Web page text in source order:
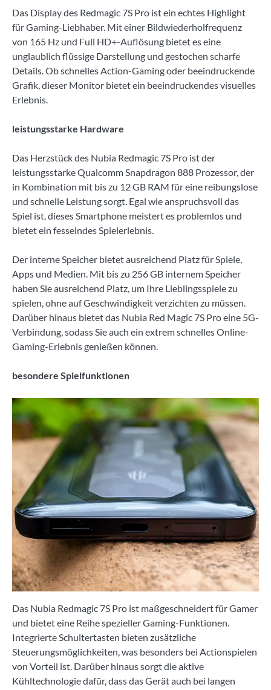
Das Display des Redmagic 7S Pro ist ein echtes Highlight
für Gaming-Liebhaber. Mit einer Bildwiederholfrequenz
von 165 Hz und Full HD+-Auflösung bietet es eine
unglaublich flüssige Darstellung und gestochen scharfe
Details. Ob schnelles Action-Gaming oder beeindruckende
Grafik, dieser Monitor bietet ein beeindruckendes visuelles
Erlebnis.
leistungsstarke Hardware
Das Herzstück des Nubia Redmagic 7S Pro ist der
leistungsstarke Qualcomm Snapdragon 888 Prozessor, der
in Kombination mit bis zu 12 GB RAM für eine reibungslose
und schnelle Leistung sorgt. Egal wie anspruchsvoll das
Spiel ist, dieses Smartphone meistert es problemlos und
bietet ein fesselndes Spielerlebnis.
Der interne Speicher bietet ausreichend Platz für Spiele,
Apps und Medien. Mit bis zu 256 GB internem Speicher
haben Sie ausreichend Platz, um Ihre Lieblingsspiele zu
spielen, ohne auf Geschwindigkeit verzichten zu müssen.
Darüber hinaus bietet das Nubia Red Magic 7S Pro eine 5G-
Verbindung, sodass Sie auch ein extrem schnelles Online-
Gaming-Erlebnis genießen können.
besondere Spielfunktionen
Das Nubia Redmagic 7S Pro ist maßgeschneidert für Gamer
und bietet eine Reihe spezieller Gaming-Funktionen.
Integrierte Schultertasten bieten zusätzliche
Steuerungsmöglichkeiten, was besonders bei Actionspielen
von Vorteil ist. Darüber hinaus sorgt die aktive
Kühltechnologie dafür, dass das Gerät auch bei langen